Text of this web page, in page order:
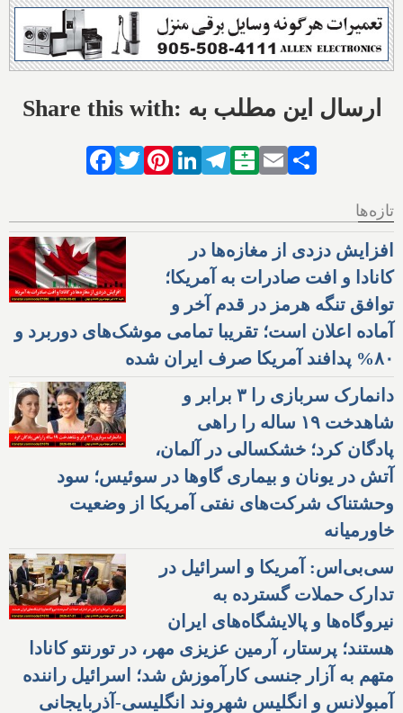
Share this with: ارسال این مطلب به
Facebook
TwitterPinterestLinkedIn
Telegram
Balatarin
Email
تازه‌ها
افزایش دزدی از مغازه‌ها در
کانادا و افت صادرات به آمریکا؛
توافق تنگه هرمز در قدم آخر و
آماده اعلان است؛ تقریبا تمامی موشک‌های دوربرد و
۸۰% پدافند آمریکا صرف ایران شده
دانمارک سربازی را ۳ برابر و
شاهدخت ۱۹ ساله را راهی
پادگان کرد؛ خشکسالی در آلمان،
آتش در یونان و بیماری گاوها در سوئیس؛ سود
وحشتناک شرکت‌های نفتی آمریکا از وضعیت
خاورمیانه
سی‌بی‌اس: آمریکا و اسرائیل در
تدارک حملات گسترده به
نیروگاه‌ها و پالایشگاه‌های ایران
هستند؛ پرستار، آرمین عزیزی مهر، در تورنتو کانادا
متهم به آزار جنسی کارآموزش شد؛ اسرائیل راننده
آمبولانس و انگلیس شهروند انگلیسی-آذربایجانی